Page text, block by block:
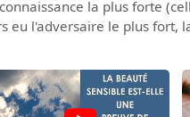
la plus forte
eu l'adversaire le plus